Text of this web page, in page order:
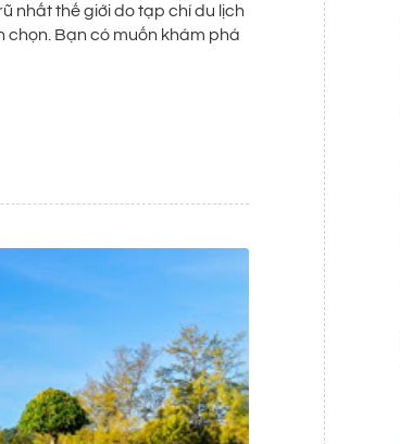
nhất thế giới do tạp chí du lịch
chọn. Bạn có muốn khám phá